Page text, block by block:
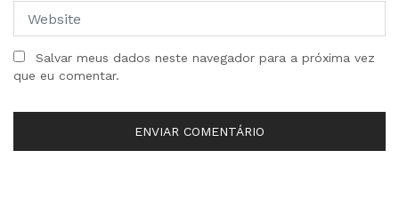
Salvar meus dados neste navegador para a próxima vez
que eu comentar.